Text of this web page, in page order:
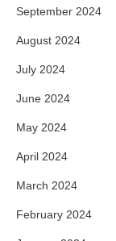
September 2024
August 2024
July 2024
June 2024
May 2024
April 2024
March 2024
February 2024